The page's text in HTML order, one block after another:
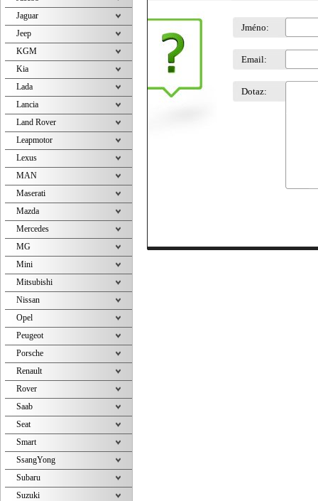
Jméno:
Email:
Dotaz:
Jaguar
Jeep
KGM
Kia
Lada
Lancia
Land Rover
Leapmotor
Lexus
MAN
Maserati
Mazda
Mercedes
MG
Mini
Mitsubishi
Nissan
Opel
Peugeot
Porsche
Renault
Rover
Saab
Seat
Smart
SsangYong
Subaru
Suzuki